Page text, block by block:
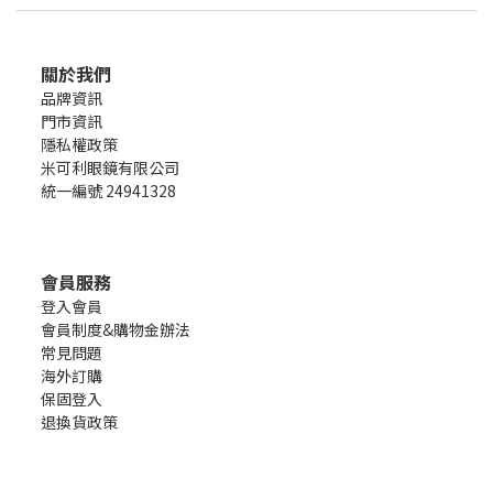
關於我們
品牌資訊
門市資訊
隱私權政策
米可利眼鏡有限公司
統一編號 24941328
會員服務
登入會員
會員制度&購物金辦法
常見問題
海外訂購
保固登入
退換貨政策